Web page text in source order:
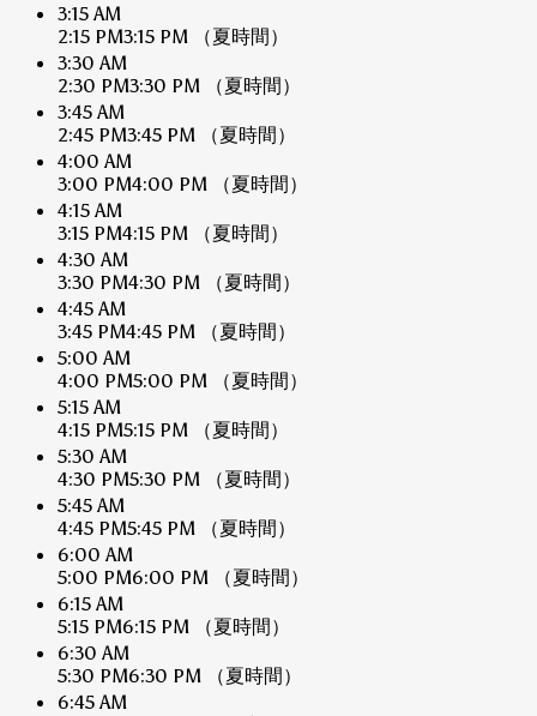
3:15 AM
2:15 PM3:15 PM
（夏時間）
3:30 AM
2:30 PM3:30 PM
（夏時間）
3:45 AM
2:45 PM3:45 PM
（夏時間）
4:00 AM
3:00 PM4:00 PM
（夏時間）
4:15 AM
3:15 PM4:15 PM
（夏時間）
4:30 AM
3:30 PM4:30 PM
（夏時間）
4:45 AM
3:45 PM4:45 PM
（夏時間）
5:00 AM
4:00 PM5:00 PM
（夏時間）
5:15 AM
4:15 PM5:15 PM
（夏時間）
5:30 AM
4:30 PM5:30 PM
（夏時間）
5:45 AM
4:45 PM5:45 PM
（夏時間）
6:00 AM
5:00 PM6:00 PM
（夏時間）
6:15 AM
5:15 PM6:15 PM
（夏時間）
6:30 AM
5:30 PM6:30 PM
（夏時間）
6:45 AM